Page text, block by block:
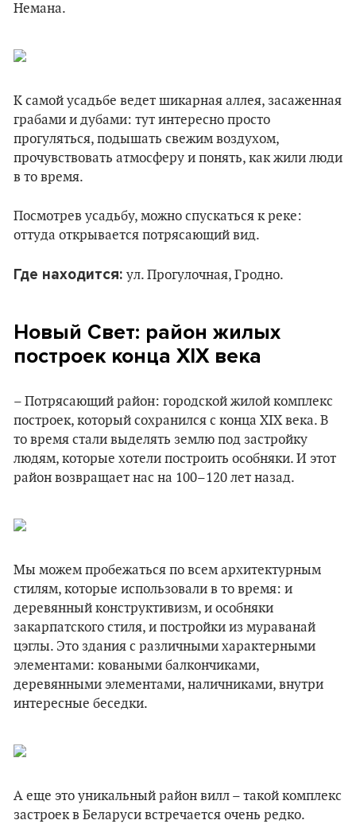
Немана.
К самой усадьбе ведет шикарная аллея, засаженная
грабами и дубами: тут интересно просто
прогуляться, подышать свежим воздухом,
прочувствовать атмосферу и понять, как жили люди
в то время.
Посмотрев усадьбу, можно спускаться к реке:
оттуда открывается потрясающий вид.
Где находится: ул. Прогулочная, Гродно.
Новый Свет: район жилых
построек конца XIX века
– Потрясающий район: городской жилой комплекс
построек, который сохранился с конца XIX века. В
то время стали выделять землю под застройку
людям, которые хотели построить особняки. И этот
район возвращает нас на 100–120 лет назад.
Мы можем пробежаться по всем архитектурным
стилям, которые использовали в то время: и
деревянный конструктивизм, и особняки
закарпатского стиля, и постройки из мураванай
цэглы. Это здания с различными характерными
элементами: коваными балкончиками,
деревянными элементами, наличниками, внутри
интересные беседки.
А еще это уникальный район вилл – такой комплекс
застроек в Беларуси встречается очень редко.